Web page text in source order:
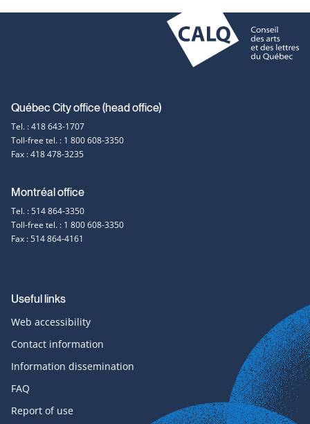
Contact
information
Québec City office (head office)
Tel. : 418 643-1707
Toll-free tel. : 1 800 608-3350
Fax : 418 478-3235
Montréal office
Tel. : 514 864-3350
Toll-free tel. : 1 800 608-3350
Fax : 514 864-4161
Useful links
Web accessibility
Contact information
Information dissemination
FAQ
Report of use